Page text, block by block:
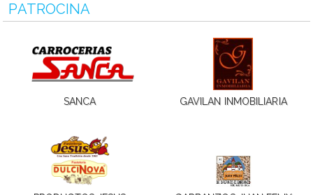
PATROCINA
SANCA GAVILAN INMOBILIARIA